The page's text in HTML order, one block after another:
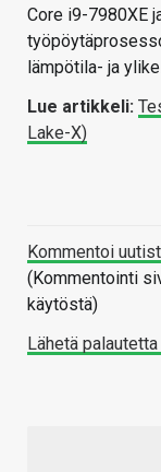
Core i9-7980XE
lämpötila- ja
Lue artikkeli:
Lake-X)
Kommentoi
(Kommentointi
käytöstä)
Lähetä